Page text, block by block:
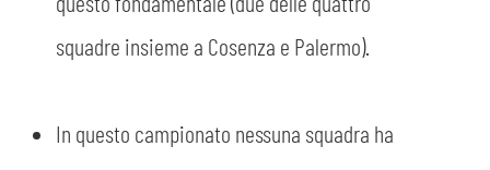
squadre insieme a Cosenza e Palermo).
In questo campionato nessuna squadra ha